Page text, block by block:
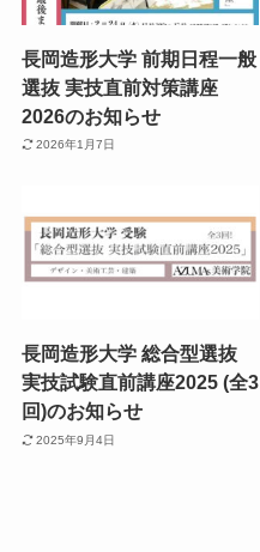
長岡造形大学 前期日程一般
選抜 実技直前対策講座
2026のお知らせ
2026年1月7日
長岡造形大学 総合型選抜
実技試験直前講座2025 (全3
回)のお知らせ
2025年9月4日